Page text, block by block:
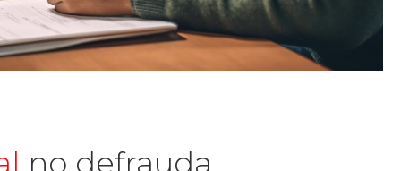
no defrauda